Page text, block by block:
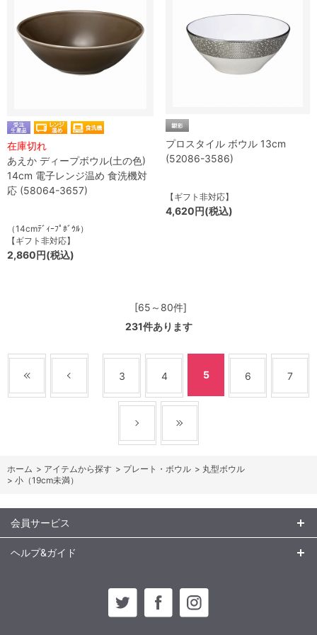
在庫切れ
あえか ディープボウル(土の色)
14cm 電子レンジ温め 食洗機対
応 (58064-3657)
（14cmﾃﾞｨｰﾌﾟﾎﾞｳﾙ）
【ギフト非対応】
2,860円(税込)
プロスタイル ボウル 13cm
(52086-3586)
【ギフト非対応】
4,620円(税込)
[65～80件]
231件あります
3 4 5 6 7
ホーム > アイテムから探す > プレート・ボウル > 丸型ボウル
> 小（19cm未満）
会員サービス
ヘルプ&ガイド